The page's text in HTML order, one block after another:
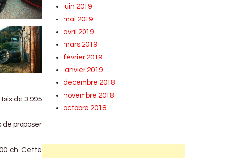
de 3.995
de proposer
ch. Cette
juin 2019
mai 2019
avril 2019
mars 2019
février 2019
janvier 2019
décembre 2018
novembre 2018
octobre 2018